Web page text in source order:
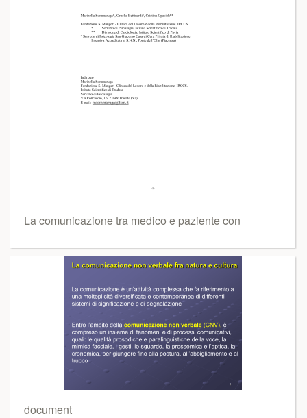
La comunicazione tra medico e paziente con
document